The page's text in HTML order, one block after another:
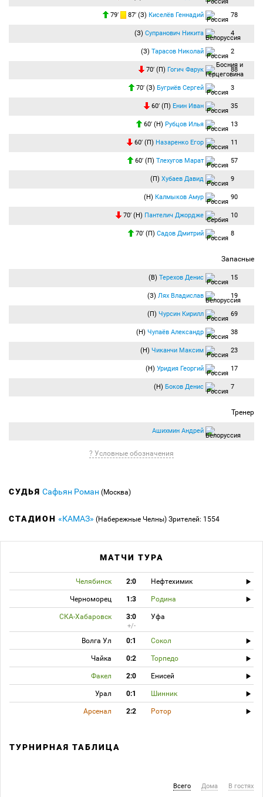
79′ 87′ (З) Киселёв Геннадий 78
(З) Супранович Никита 4
(З) Тарасов Николай 2
70′ (П) Гогич Фарук 88
70′ (З) Бугриёв Сергей 3
60′ (П) Енин Иван 35
60′ (Н) Рубцов Илья 13
60′ (П) Назаренко Егор 11
60′ (П) Тлехугов Марат 57
(П) Хубаев Давид 9
(Н) Калмыков Амур 90
70′ (Н) Пантелич Джордже 10
70′ (П) Садов Дмитрий 8
Запасные
(В) Терехов Денис 15
(З) Лях Владислав 19
(П) Чурсин Кирилл 69
(Н) Чупаёв Александр 38
(Н) Чиканчи Максим 23
(Н) Уридия Георгий 17
(Н) Боков Денис 7
Тренер
Ашихмин Андрей
? Условные обозначения
СУДЬЯ Сафьян Роман (Москва)
СТАДИОН «КАМАЗ» (Набережные Челны) Зрителей: 1554
МАТЧИ ТУРА
Челябинск 2:0 Нефтехимик
Черноморец 1:3 Родина
СКА-Хабаровск 3:0 Уфа
+/-
Волга Ул 0:1 Сокол
Чайка 0:2 Торпедо
Факел 2:0 Енисей
Урал 0:1 Шинник
Арсенал 2:2 Ротор
ТУРНИРНАЯ ТАБЛИЦА
Всего Дома В гостях